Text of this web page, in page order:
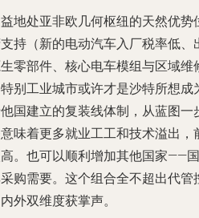
地处亚非欧几何枢纽的天然优
持（新的电动汽车入厂税率低、
零部件、核心电车模组与区域
别工业城市或许才是沙特所想
国建立的复装线体制，从蓝图
味着更多就业工工和技术溢出
。也可以顺利增加其他国家——
购需要。这个组合全不超出代
外双维度获掌声。